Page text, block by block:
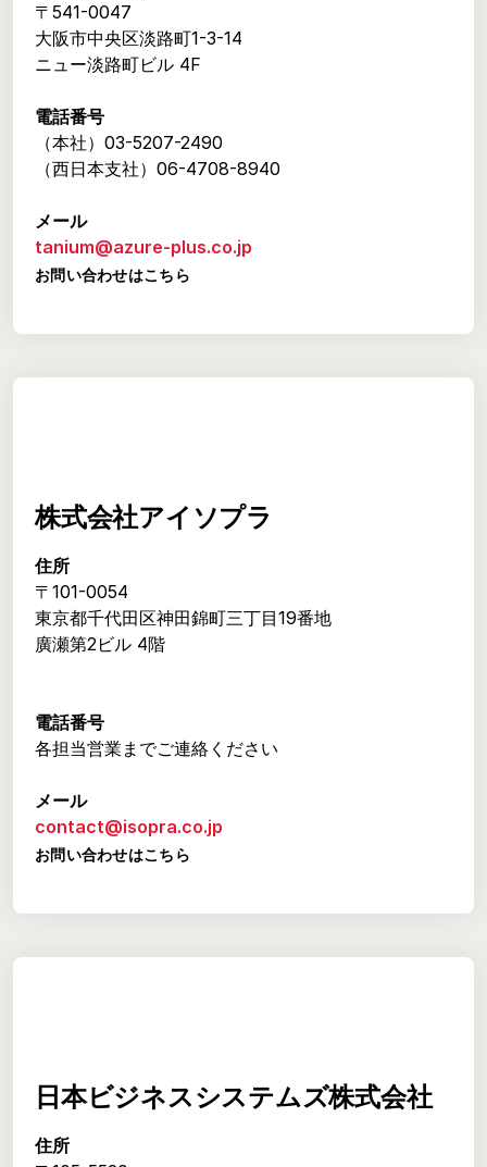
〒541-0047
大阪市中央区淡路町1-3-14
ニュー淡路町ビル 4F
電話番号
（本社）03-5207-2490
（西日本支社）06-4708-8940
メール
tanium@azure-plus.co.jp
お問い合わせはこちら
株式会社アイソプラ
住所
〒101-0054
東京都千代田区神田錦町三丁目19番地
廣瀬第2ビル 4階
電話番号
各担当営業までご連絡ください
メール
contact@isopra.co.jp
お問い合わせはこちら
日本ビジネスシステムズ株式会社
住所